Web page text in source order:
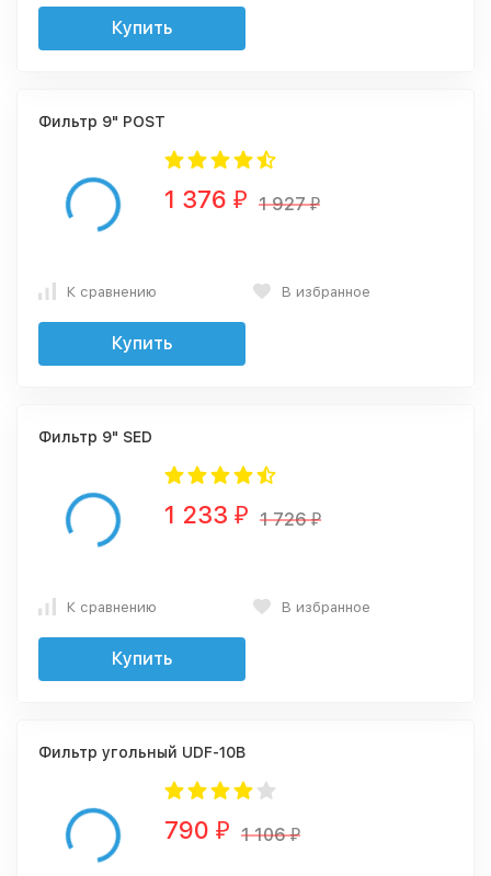
Купить
Фильтр 9" POST
1 376 ₽ 1 927₽
К сравнению В избранное
Купить
Фильтр 9" SED
1 233 ₽ 1 726₽
К сравнению В избранное
Купить
Фильтр угольный UDF-10B
790 ₽ 1 106₽